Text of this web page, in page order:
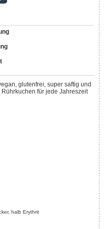
für jede Jahreszeit
halb Erythrit